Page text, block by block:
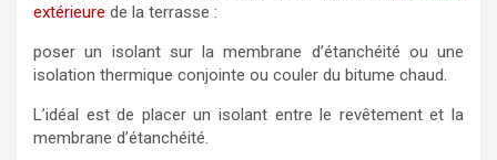
extérieure de la terrasse :
poser un isolant sur la membrane d’étanchéité ou une
isolation thermique conjointe ou couler du bitume chaud.
L’idéal est de placer un isolant entre le revêtement et la
membrane d’étanchéité.